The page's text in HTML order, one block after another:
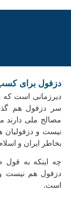
دزفول برای
دیرزمانی است
سر دزفول هم
مصالح ملی دارند
نیست و دزفولیان
بخاطر ایران و
چه اینکه به
دزفول هم نیست و
است.